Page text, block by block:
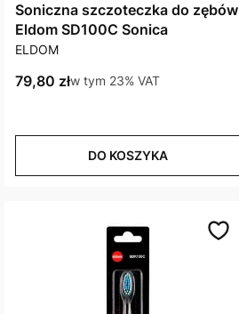
Soniczna szczoteczka do zębów
Eldom SD100C Sonica
PRODUCENT
ELDOM
Cena brutto
79,80 złw tym %s VAT
w tym 23%VAT
DO KOSZYKA